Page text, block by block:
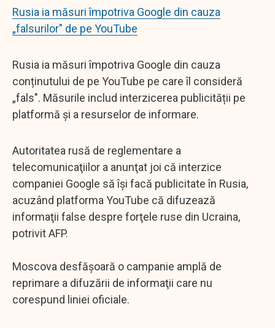
Rusia ia măsuri împotriva Google din cauza
„falsurilor" de pe YouTube
Rusia ia măsuri împotriva Google din cauza
conținutului de pe YouTube pe care îl consideră
„fals". Măsurile includ interzicerea publicității pe
platformă și a resurselor de informare.
Autoritatea rusă de reglementare a
telecomunicaţiilor a anunţat joi că interzice
companiei Google să îşi facă publicitate în Rusia,
acuzând platforma YouTube că difuzează
informaţii false despre forţele ruse din Ucraina,
potrivit AFP.
Moscova desfăşoară o campanie amplă de
reprimare a difuzării de informaţii care nu
corespund liniei oficiale.